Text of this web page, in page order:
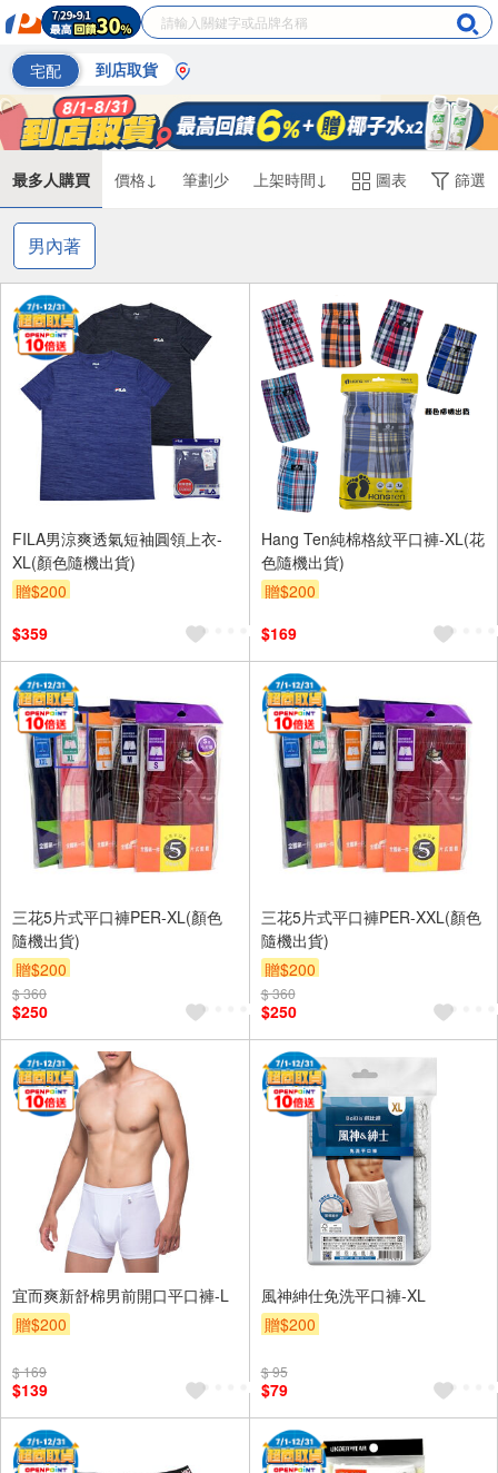
宅配 到店取貨
最多人購買 價格↓ 筆劃少 上架時間↓ 圖表 篩選
男內著
FILA男涼爽透氣短袖圓領上衣-
XL(顏色隨機出貨)
贈$200
$359
Hang Ten純棉格紋平口褲-XL(花
色隨機出貨)
贈$200
$169
三花5片式平口褲PER-XL(顏色
隨機出貨)
贈$200
$ 360
$250
三花5片式平口褲PER-XXL(顏色
隨機出貨)
贈$200
$ 360
$250
宜而爽新舒棉男前開口平口褲-L
贈$200
$ 169
$139
風神紳仕免洗平口褲-XL
贈$200
$ 95
$79